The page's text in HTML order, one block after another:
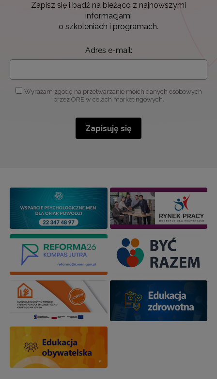
Zapisz się i bądź na bieżąco z najnowszymi
informacjami
o szkoleniach i programach.
Adres e-mail:
Wyrażam zgodę na przetwarzanie moich danych osobowych
przez ORE w celach marketingowych.
Zapisuję się